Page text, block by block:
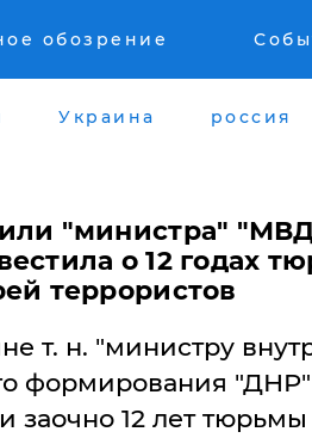
обозрение
Украина россия
"министра"
о 12 годах
террористов
т. н. "министру
формирования
заочно 12 лет